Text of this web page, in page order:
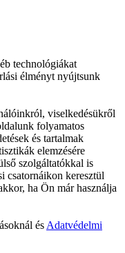
technológiákat
élményt nyújtsunk
viselkedésükről
folyamatos
és tartalmak
elemzésére
szolgáltatókkal is
csatornáikon keresztül
ha Ön már használja
és Adatvédelmi